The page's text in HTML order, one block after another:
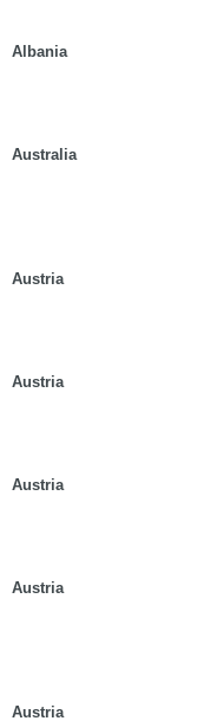
Albania
Australia
Austria
Austria
Austria
Austria
Austria